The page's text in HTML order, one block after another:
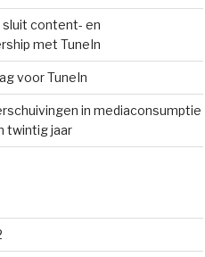
content- en
met TuneIn
voor TuneIn
in mediaconsumptie
twintig jaar